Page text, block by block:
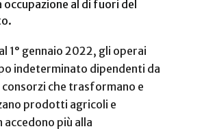
occupazione al di fuori del
1° gennaio 2022, gli operai
indeterminato dipendenti da
che trasformano e
prodotti agricoli e
accedono più alla